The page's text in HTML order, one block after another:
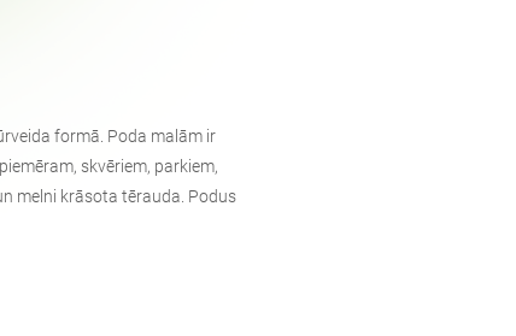
formā. Poda malām ir
skvēriem, parkiem,
melni krāsota tērauda. Podus